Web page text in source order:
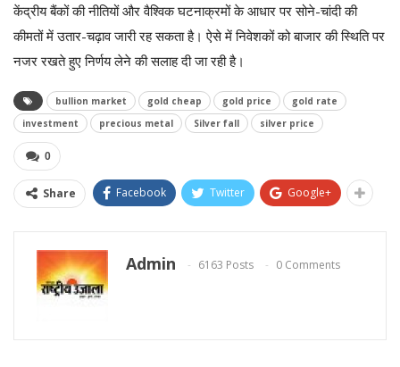
केंद्रीय बैंकों की नीतियों और वैश्विक घटनाक्रमों के आधार पर सोने-चांदी की
कीमतों में उतार-चढ़ाव जारी रह सकता है। ऐसे में निवेशकों को बाजार की स्थिति पर
नजर रखते हुए निर्णय लेने की सलाह दी जा रही है।
bullion market gold cheap gold price
gold rate
investment
precious metal Silver fall silver price
0
Share Facebook Twitter Google+
Admin 6163 Posts 0 Comments